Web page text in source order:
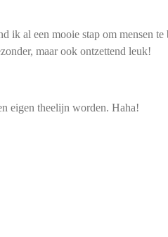
ik al een mooie stap om mensen te
maar ook ontzettend leuk!
eigen theelijn worden. Haha!